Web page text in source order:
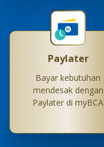
Paylater
Bayar kebutuhan
mendesak dengan
Paylater di myBCA